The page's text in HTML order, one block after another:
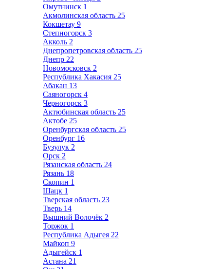
Омутнинск 1
Акмолинская область 25
Кокшетау 9
Степногорск 3
Акколь 2
Днепропетровская область 25
Днепр 22
Новомосковск 2
Республика Хакасия 25
Абакан 13
Саяногорск 4
Черногорск 3
Актюбинская область 25
Актобе 25
Оренбургская область 25
Оренбург 16
Бузулук 2
Орск 2
Рязанская область 24
Рязань 18
Скопин 1
Шацк 1
Тверская область 23
Тверь 14
Вышний Волочёк 2
Торжок 1
Республика Адыгея 22
Майкоп 9
Адыгейск 1
Астана 21